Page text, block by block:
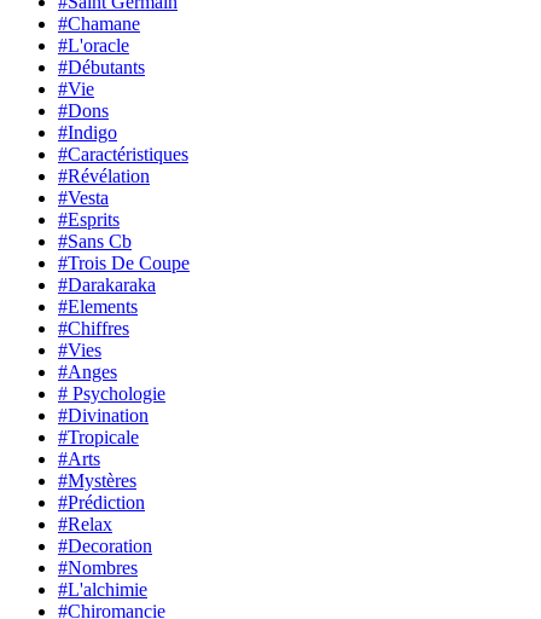
#Chamane
#L'oracle
#Débutants
#Vie
#Dons
#Indigo
#Caractéristiques
#Révélation
#Vesta
#Esprits
#Sans Cb
#Trois De Coupe
#Darakaraka
#Elements
#Chiffres
#Vies
#Anges
# Psychologie
#Divination
#Tropicale
#Arts
#Mystères
#Prédiction
#Relax
#Decoration
#Nombres
#L'alchimie
#Chiromancie